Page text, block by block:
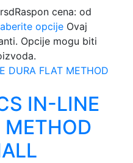
rsdRaspon cena: od
opcije Ovaj
Opcije mogu biti
IN-LINE
METHOD